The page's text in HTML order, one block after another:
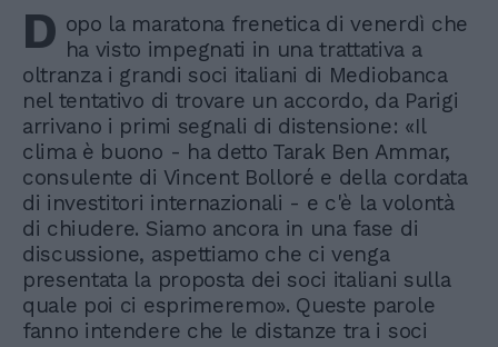
D opo la maratona frenetica di venerdì che
ha visto impegnati in una trattativa a
oltranza i grandi soci italiani di Mediobanca
nel tentativo di trovare un accordo, da Parigi
arrivano i primi segnali di distensione: «Il
clima è buono - ha detto Tarak Ben Ammar,
consulente di Vincent Bolloré e della cordata
di investitori internazionali - e c'è la volontà
di chiudere. Siamo ancora in una fase di
discussione, aspettiamo che ci venga
presentata la proposta dei soci italiani sulla
quale poi ci esprimeremo». Queste parole
fanno intendere che le distanze tra i soci